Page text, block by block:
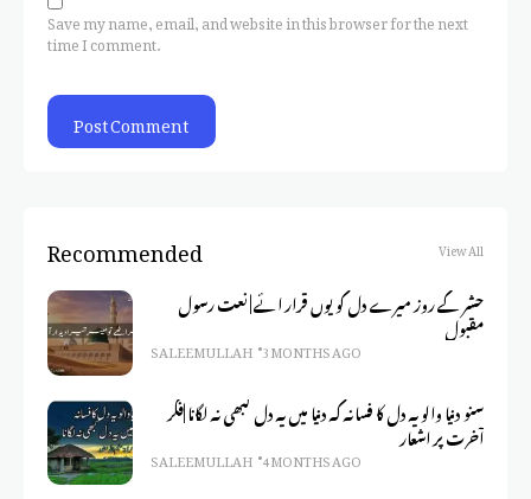
Save my name, email, and website in this browser for the next
time I comment.
Recommended View All
حشر کے روز میرے دل کو یوں قرار ائے | نعت رسول
مقبول
SALEEM ULLAH 3 MONTHS AGO
سنو دنیا والو یہ دل کا فسانہ کہ دنیا میں یہ دل کبھی نہ لگانا |فکر
آخرت پر اشعار
SALEEM ULLAH 4 MONTHS AGO